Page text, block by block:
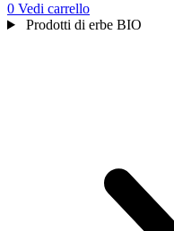
0 Vedi carrello
Prodotti di erbe BIO